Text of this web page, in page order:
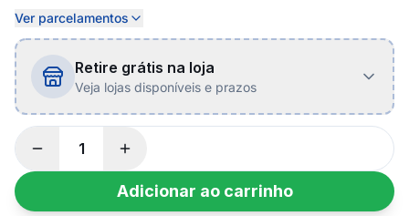
Ver parcelamentos
Retire grátis na loja
Veja lojas disponíveis e prazos
Adicionar ao carrinho